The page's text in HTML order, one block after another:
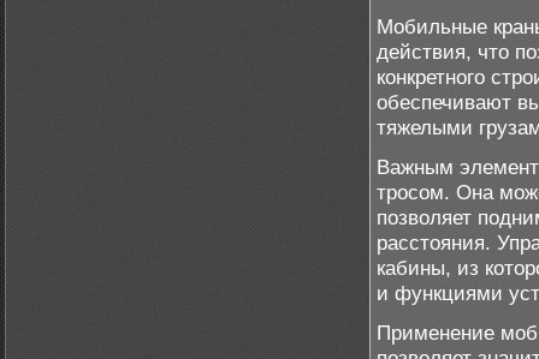
Мобильные
действия, что
конкретного
обеспечивают
тяжелыми
Важным
тросом. Она
позволяет
расстояния.
кабины, из
и функциями
Применение